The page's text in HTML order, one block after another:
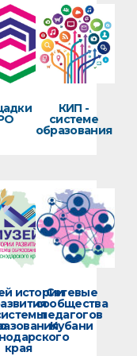
КИП -
системе
образования
истории
края
Сетевые
сообщества
педагогов
Кубани